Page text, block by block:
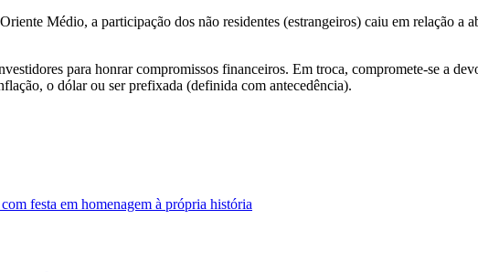
Médio, a participação dos não residentes (estrangeiros) caiu em relação a
para honrar compromissos financeiros. Em troca, compromete-se a
o dólar ou ser prefixada (definida com antecedência).